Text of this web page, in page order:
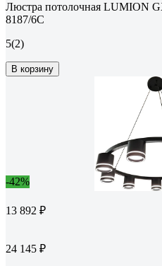
Люстра потолочная LUMION
8187/6C
5(2)
В корзину
-42%
13 892 ₽
24 145 ₽